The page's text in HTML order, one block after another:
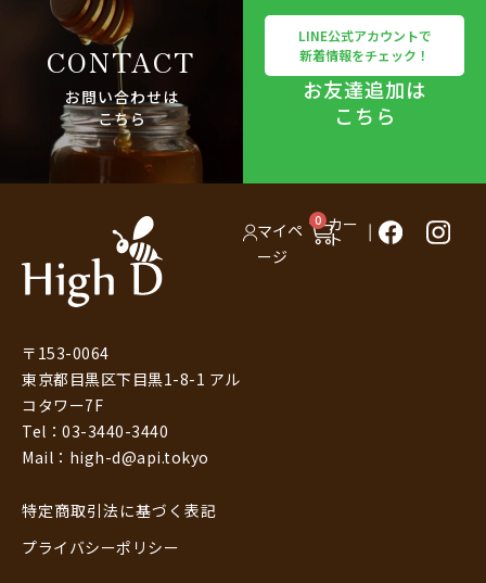
CONTACT
お問い合わせは
こちら
LINE公式アカウントで
新着情報をチェック！
お友達追加は
こちら
〒153-0064
東京都目黒区下目黒1-8-1 アル
コタワー7F
Tel：03-3440-3440
Mail：high-d@api.tokyo
特定商取引法に基づく表記
プライバシーポリシー
マイペ
ージ
0 カー
ト